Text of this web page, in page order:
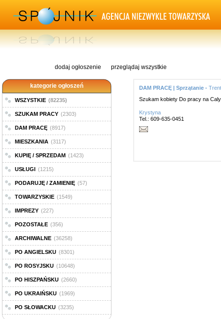
dodaj ogłoszenie przeglądaj wszystkie
kategorie ogłoszeń
WSZYSTKIE (82235)
SZUKAM PRACY (2303)
DAM PRACĘ (8917)
MIESZKANIA (3117)
KUPIĘ / SPRZEDAM (1423)
USŁUGI (1215)
PODARUJĘ / ZAMIENIĘ (57)
TOWARZYSKIE (1549)
IMPREZY (227)
POZOSTAŁE (356)
ARCHIWALNE (36258)
PO ANGIELSKU (8301)
PO ROSYJSKU (10648)
PO HISZPAŃSKU (2660)
PO UKRAIŃSKU (1969)
PO SŁOWACKU (3235)
DAM PRACĘ | Sprzątanie -
Szukam kobiety Do pracy na
Krystyna
Tel.: 609-635-0451